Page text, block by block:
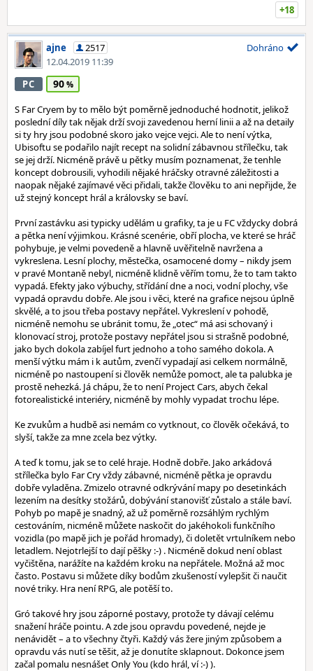
+18
ajne
2517
12.04.2019 11:39
Dohráno
PC 90
S Far Cryem by to mělo být poměrně jednoduché hodnotit, jelikož
poslední díly tak nějak drží svoji zavedenou herní linii a až na detaily
si ty hry jsou podobné skoro jako vejce vejci. Ale to není výtka,
Ubisoftu se podařilo najít recept na solidní zábavnou střílečku, tak
se jej drží. Nicméně právě u pětky musím poznamenat, že tenhle
koncept dobrousili, vyhodili nějaké hráčsky otravné záležitosti a
naopak nějaké zajímavé věci přidali, takže člověku to ani nepřijde, že
už stejný koncept hrál a královsky se baví.
První zastávku asi typicky udělám u grafiky, ta je u FC vždycky dobrá
a pětka není výjimkou. Krásné scenérie, obří plocha, ve které se hráč
pohybuje, je velmi povedeně a hlavně uvěřitelně navržena a
vykreslena. Lesní plochy, městečka, osamocené domy – nikdy jsem
v pravé Montaně nebyl, nicméně klidně věřím tomu, že to tam takto
vypadá. Efekty jako výbuchy, střídání dne a noci, vodní plochy, vše
vypadá opravdu dobře. Ale jsou i věci, které na grafice nejsou úplně
skvělé, a to jsou třeba postavy nepřátel. Vykreslení v pohodě,
nicméně nemohu se ubránit tomu, že „otec“ má asi schovaný i
klonovací stroj, protože postavy nepřátel jsou si strašně podobné,
jako bych dokola zabíjel furt jednoho a toho samého dokola. A
menší výtku mám i k autům, zvenčí vypadají asi celkem normálně,
nicméně po nastoupení si člověk nemůže pomoct, ale ta palubka je
prostě nehezká. Já chápu, že to není Project Cars, abych čekal
fotorealistické interiéry, nicméně by mohly vypadat trochu lépe.
Ke zvukům a hudbě asi nemám co vytknout, co člověk očekává, to
slyší, takže za mne zcela bez výtky.
A teď k tomu, jak se to celé hraje. Hodně dobře. Jako arkádová
střílečka bylo Far Cry vždy zábavné, nicméně pětka je opravdu
dobře vyladěna. Zmizelo otravné odkrývání mapy po desetinkách
lezením na desítky stožárů, dobývání stanovišť zůstalo a stále baví.
Pohyb po mapě je snadný, až už poměrně rozsáhlým rychlým
cestováním, nicméně můžete naskočit do jakéhokoli funkčního
vozidla (po mapě jich je pořád hromady), či doletět vrtulníkem nebo
letadlem. Nejotrlejší to dají pěšky :-) . Nicméně dokud není oblast
vyčištěna, narážíte na každém kroku na nepřátele. Možná až moc
často. Postavu si můžete díky bodům zkušeností vylepšit či naučit
nové triky. Hra není RPG, ale potěší to.
Gró takové hry jsou záporné postavy, protože ty dávají celému
snažení hráče pointu. A zde jsou opravdu povedené, nejde je
nenávidět – a to všechny čtyři. Každý vás žere jiným způsobem a
opravdu vás nutí se těšit, až je donutíte sklapnout. Dokonce jsem
začal pomalu nesnášet Only You (kdo hrál, ví :-) ).